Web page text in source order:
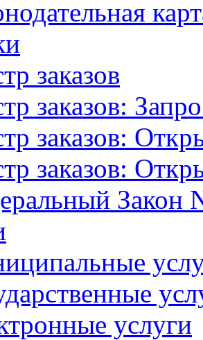
заказов
заказов:
заказов:
заказов:
Закон
услуги